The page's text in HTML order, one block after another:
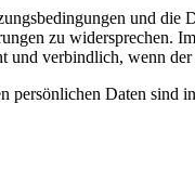
und
zu widersprechen.
und verbindlich, wenn
persönlichen Daten sind